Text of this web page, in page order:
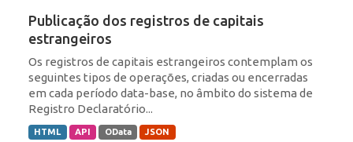
Publicação dos registros de capitais
estrangeiros
Os registros de capitais estrangeiros contemplam os
seguintes tipos de operações, criadas ou encerradas
em cada período data-base, no âmbito do sistema de
Registro Declaratório...
HTML API OData JSON